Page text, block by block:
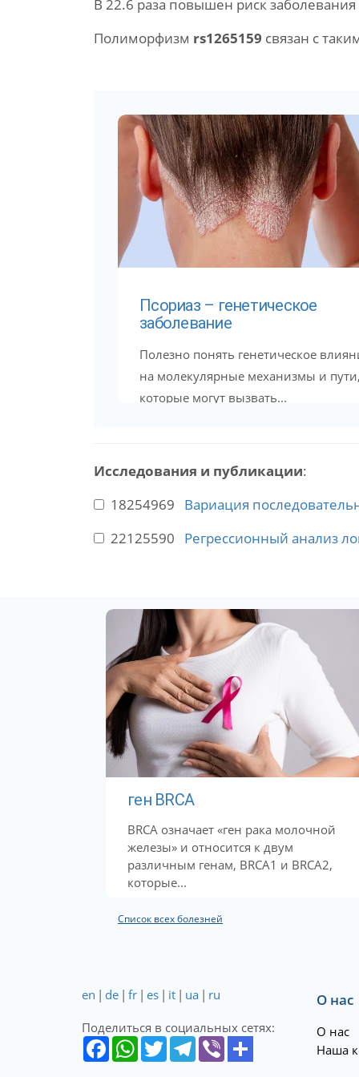
В 22.6 раза повышен риск
Полиморфизм rs1265159 связан с
Псориаз – генетическое
заболевание
Полезно понять генетическое
на молекулярные механизмы и
которые могут вызвать...
Исследования и публикации:
18254969 Вариация
22125590 Регрессионный анализ
ген BRCA
BRCA означает «ген рака молочной
железы» и относится к двум
различным генам, BRCA1 и BRCA2,
которые...
Список всех болезней
en | de | fr | es | it | ua | ru
Поделиться в социальных сетях:
О нас
О нас
Наша